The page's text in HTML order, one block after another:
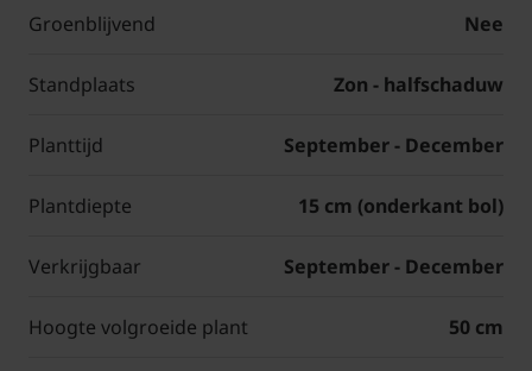
Groenblijvend Nee
Standplaats Zon - halfschaduw
Planttijd September - December
Plantdiepte 15 cm (onderkant bol)
Verkrijgbaar September - December
Hoogte volgroeide plant 50 cm